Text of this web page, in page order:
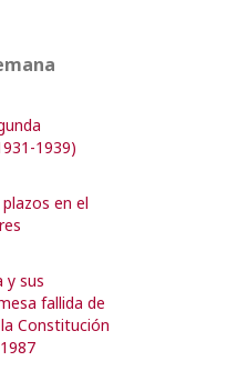
1939)
en el
y sus
fallida de
Constitución